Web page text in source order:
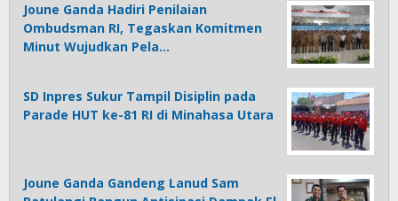
Joune Ganda Hadiri Penilaian
Ombudsman RI, Tegaskan Komitmen
Minut Wujudkan Pela…
SD Inpres Sukur Tampil Disiplin pada
Parade HUT ke-81 RI di Minahasa Utara
Joune Ganda Gandeng Lanud Sam